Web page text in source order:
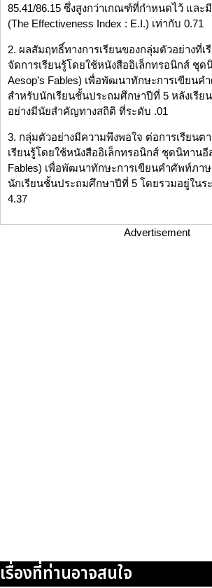
85.41/86.15 ซึ่งสูงกว่าเกณฑ์ที่กำหนดไว้ แล
(The Effectiveness Index : E.I.) เท่ากับ 0.71
2. ผลสัมฤทธิ์ทางการเรียนของกลุ่มตัวอย่างที่
จัดการเรียนรู้โดยใช้หนังสืออิเล็กทรอนิกส์ ชุด
Aesop’s Fables) เพื่อพัฒนาทักษะการเขียน
สำหรับนักเรียนชั้นประถมศึกษาปีที่ 5 หลังเรีย
อย่างมีนัยสำคัญทางสถิติ ที่ระดับ .01
3. กลุ่มตัวอย่างมีความพึงพอใจ ต่อการเรียนต
เรียนรู้โดยใช้หนังสืออิเล็กทรอนิกส์ ชุดนิทานอี
Fables) เพื่อพัฒนาทักษะการเขียนคำศัพท์ภา
นักเรียนชั้นประถมศึกษาปีที่ 5 โดยรวมอยู่ในร
4.37
Advertisement
เรื่องที่ท่านอาจสนใจ